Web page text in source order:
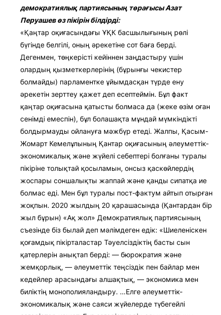
демократиялық партиясының төрағысы Азат
Перуашев өз пікірін білдірді:
«Қаңтар оқиғасындағы ҰҚК басшылығының рөлі
бүгінде белгілі, оның әрекетіне сот баға берді.
Дегенмен, төңкерісті кейіннен заңдастыру үшін
олардың қызметкерлерінің (бұрынғы чекистер
болмайды) парламентке ұйымдасқан түрде ену
әрекетін зерттеу қажет деп есептеймін. Бұл факт
қаңтар оқиғасына қатысты болмаса да (жеке өзім оған
сенімді емеспін), бұл болашақта мұндай мүмкіндікті
болдырмауды ойлануға мәжбүр етеді. Жалпы, Қасым-
Жомарт Кемелұлының Қантар оқиғасының әлеуметтік-
экономикалық және жүйелі себептері болғаны туралы
пікіріне толықтай қосыламын, онсыз қаскөйлердің
жоспары соншалықты жаппай және қанды сипатқа ие
болмас еді. Мен бұл туралы пост-фактум айтып отырған
жоқпын. 2020 жылдың 20 қарашасында (Қантардан бір
жыл бұрын) «Ақ жол» Демократиялық партиясының
съезінде біз былай деп мәлімдеген едік: «Шиеленіскен
қоғамдық пікірталастар Тәуелсіздіктің басты сын
қатерлерін анықтап берді: — бюрократия және
жемқорлық, — әлеуметтік теңсіздік пен байлар мен
кедейлер арасындағы алшақтық, — экономика мен
биліктің монополияландыру. …Елге әлеуметтік-
экономикалық және саяси жүйелерде түбегейлі